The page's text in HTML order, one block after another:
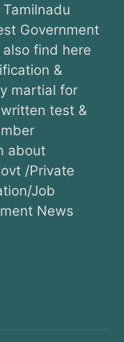
Government
find here
&
martial for
test &
about
/Private
Job
News